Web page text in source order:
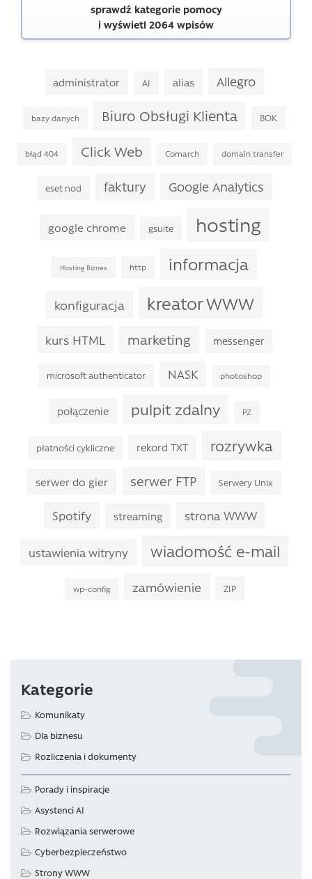
Kategorie
Komunikaty
Dla biznesu
Rozliczenia i dokumenty
Porady i inspiracje
Asystenci AI
Rozwiązania serwerowe
Cyberbezpieczeństwo
Strony WWW
sprawdź kategorie pomocy
i wyświetl 2064 wpisów
administrator AI alias Allegro
bazy danych Biuro Obsługi Klienta BOK
błąd 404 Click Web Comarch domain transfer
eset nod faktury Google Analytics
google chrome gsuite hosting
Hosting Biznes http informacja
konfiguracja kreator WWW
kurs HTML marketing messenger
microsoft authenticator NASK photoshop
połączenie pulpit zdalny PZ
płatności cykliczne rekord TXT rozrywka
serwer do gier serwer FTP Serwery Unix
Spotify streaming strona WWW
ustawienia witryny wiadomość e-mail
wp-config zamówienie ZIP